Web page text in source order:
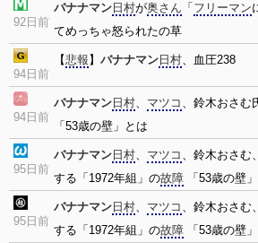
92日前
バナナマン 日村が奥さん 「 フリーマン
てめっちゃ怒られたの草
94日前
【悲報 】 バナナマン 日村、血圧238
94日前
バナナマン 日村、 マツコ 、鈴木おさむ
「53歳の壁」とは
95日前
バナナマン 日村、 マツコ 、鈴木おさむ、
する「1972年組」の故障 「53歳の壁
95日前
バナナマン 日村、 マツコ 、鈴木おさむ、
する「1972年組」の故障 「53歳の壁